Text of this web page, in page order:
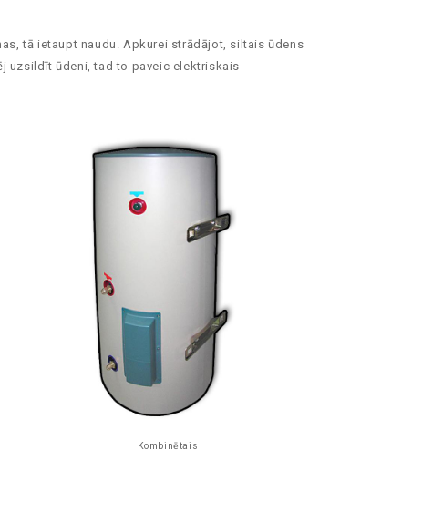
tā ietaupt naudu. Apkurei strādājot, siltais ūdens
uzsildīt ūdeni, tad to paveic elektriskais
Kombinētais